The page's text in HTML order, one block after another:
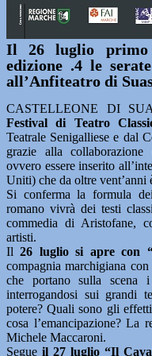
Il 26 luglio primo
edizione .4 le
all’Anfiteatro di
CASTELLEONE DI
Festival di Teatro
Teatrale Senigalliese e dal
grazie alla
ovvero essere inserito
Uniti) che da oltre
Si conferma la formula
romano vivrà dei testi
commedia di Aristofane,
artisti.
Il26 luglio si apre con
compagnia marchigiana
che portano sulla scena
interrogandosi sui grandi
potere? Quali sono gli
cosa l’emancipazione? La
Michele Maccaroni.
Segue il 27 luglio “Il